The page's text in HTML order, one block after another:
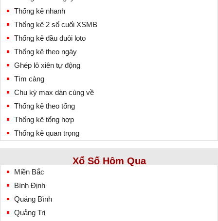
Thống kê nhanh
Thống kê 2 số cuối XSMB
Thống kê đầu đuôi loto
Thống kê theo ngày
Ghép lô xiên tự động
Tìm càng
Chu kỳ max dàn cùng về
Thống kê theo tổng
Thống kê tổng hợp
Thống kê quan trọng
Xổ Số Hôm Qua
Miền Bắc
Bình Định
Quảng Bình
Quảng Trị